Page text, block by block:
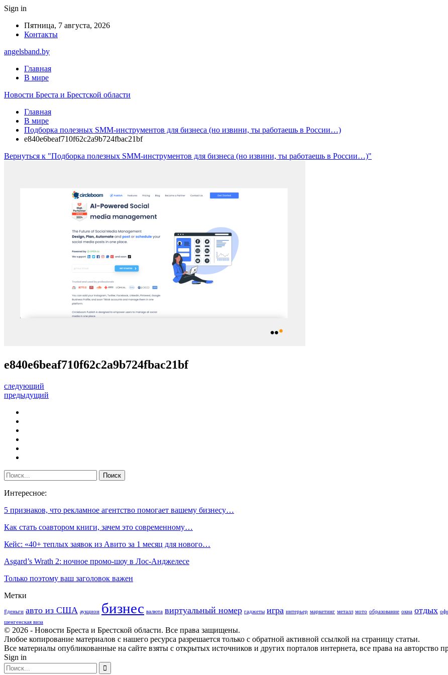
Sign in
Пятница, 7 августа, 2026
Контакты
angelsband.by
Главная
В мире
Новости Бреста и Брестской области
Главная
В мире
Подборка полезных SMM-инструментов для бизнеса (но извини, ты работаешь в России…)
e840e6beaf710f62c2a9b724fbac21bf
Вернуться к "Подборка полезных SMM-инструментов для бизнеса (но извини, ты работаешь в России…)"
e840e6beaf710f62c2a9b724fbac21bf
следующий
предыдущий
Интересное:
5 признаков, что рекламное агентство помогает вашему бизнесу…
Как стать соавтором книги, зачем это современному…
Кейс: «40+ теплых заявок из Авито за 1 месяц для нового…
Asgard’s Wrath 2: ночное промо-шоу в Лос-Анджелесе
Только поэтому ваш заголовок важен
Метки
#деньги авто из США аукцион бизнес валюта виртуальный номер гаджеты игра интерьер маркетинг металл мото образование окна отдых
шенгенская виза
© 2026 - Новости Бреста и Брестской области. Все права защищены.
Любое копирование материалов с нашего ресурса разрешается только с обратной активной ссылкой на страницу статьи.
Все материалы опубликованные на сайте взяты с открытых источников и других порталов интернета, все права на авторство
Sign in